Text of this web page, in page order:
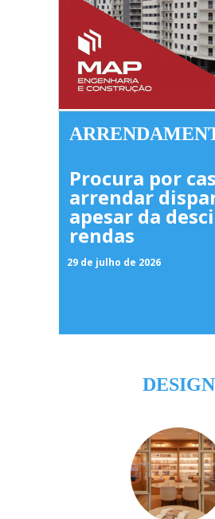
Procura por
arrendar
apesar da
rendas
29 de julho de 2026
DESIGN